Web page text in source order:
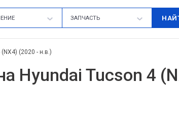
ЗАПЧАСТЬ
(NX4) (2020 - н.в.)
Hyundai Tucson 4